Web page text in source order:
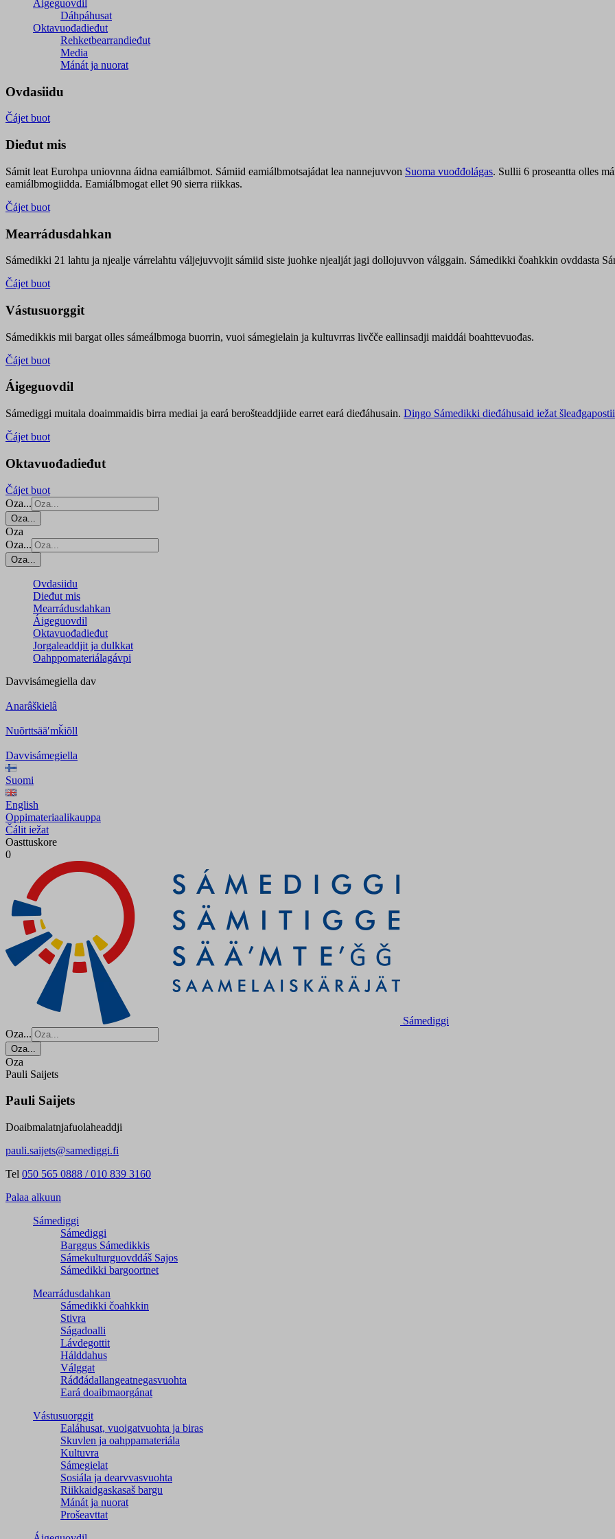
Áigeguovdil
Dáhpáhusat
Oktavuođadieđut
Rehketbearrandieđut
Media
Mánát ja nuorat
Ovdasiidu
Čájet buot
Dieđut mis
Sámit leat Eurohpa uniovnna áidna eamiálbmot. Sámiid eamiálbmotsajádat lea nannejuvvon Suoma vuođđolágas. Sullii 6 proseantta olles
eamiálbmogiidda. Eamiálbmogat ellet 90 sierra riikkas.
Čájet buot
Mearrádusdahkan
Sámedikki 21 lahtu ja njealje várrelahtu váljejuvvojit sámiid siste juohke njealját jagi dollojuvvon válggain. Sámedikki čoahkkin ovddasta
Čájet buot
Vástusuorggit
Sámedikkis mii bargat olles sámeálbmoga buorrin, vuoi sámegielain ja kultuvrras livčče eallinsadji maiddái boahttevuođas.
Čájet buot
Áigeguovdil
Sámediggi muitala doaimmaidis birra mediai ja eará berošteaddjiide earret eará dieđáhusain. Diŋgo Sámedikki dieđáhusaid iežat šleađgapostii
Čájet buot
Oktavuođadieđut
Čájet buot
Oza...
Oza...
Oza
Oza...
Oza...
Ovdasiidu
Dieđut mis
Mearrádusdahkan
Áigeguovdil
Oktavuođadieđut
Jorgaleaddjit ja dulkkat
Oahppomateriálagávpi
Davvisámegiella dav
Anarâškielâ
Nuõrttsääʹmǩiõll
Davvisámegiella
Suomi
English
Oppimateriaalikauppa
Čálit iežat
Oasttuskore
0
Sámediggi
Oza...
Oza...
Oza
Pauli Saijets
Pauli Saijets
Doaibmalatnjafuolaheaddji
pauli.saijets@samediggi.fi
Tel 050 565 0888 / 010 839 3160
Palaa alkuun
Sámediggi
Sámediggi
Barggus Sámedikkis
Sámekulturguovddáš Sajos
Sámedikki bargoortnet
Mearrádusdahkan
Sámedikki čoahkkin
Stivra
Ságadoalli
Lávdegottit
Hálddahus
Válggat
Ráđđádallangeatnegas­vuohta
Eará doaibmaorgánat
Vástusuorggit
Ealáhusat, vuoigatvuohta ja biras
Skuvlen ja oahppamateriála
Kultuvra
Sámegielat
Sosiála ja dearvvasvuohta
Riikkaidgaskasaš bargu
Mánát ja nuorat
Prošeavttat